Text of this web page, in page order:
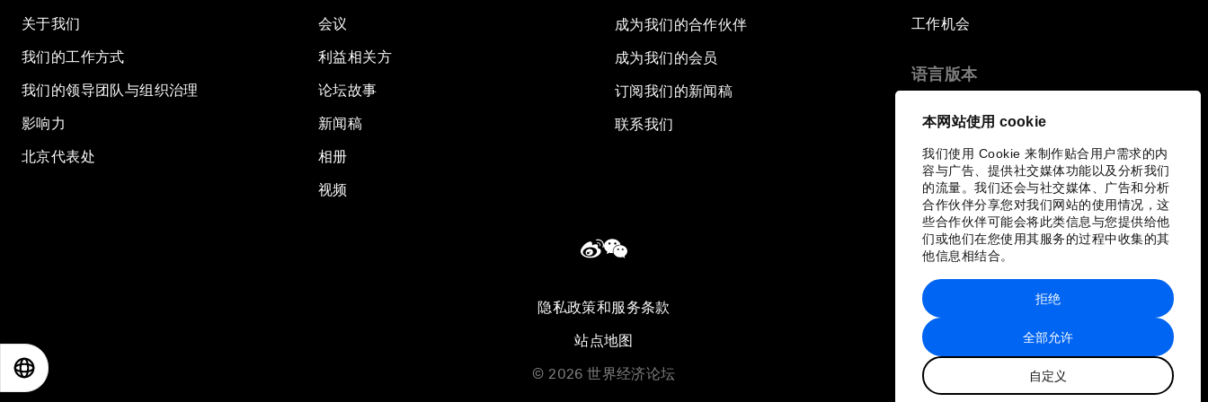
本网站使用 cookie
我们使用 Cookie 来制作贴合用户需求的内
容与广告、提供社交媒体功能以及分析我们
的流量。我们还会与社交媒体、广告和分析
合作伙伴分享您对我们网站的使用情况，这
些合作伙伴可能会将此类信息与您提供给他
们或他们在您使用其服务的过程中收集的其
他信息相结合。
全部允许
自定义
拒绝
关于我们
我们的工作方式
我们的领导团队与组织治理
影响力
北京代表处
会议
利益相关方
论坛故事
新闻稿
相册
视频
成为我们的合作伙伴
成为我们的会员
订阅我们的新闻稿
联系我们
工作机会
语言版本
隐私政策和服务条款
站点地图
© 2026 世界经济论坛